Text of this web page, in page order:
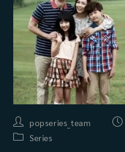
Post
author:
popseries_team
PostSeries